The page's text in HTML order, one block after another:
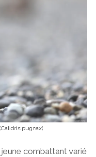
pugnax)
jeune combattant varié